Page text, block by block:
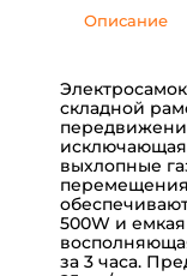
Описание
складной
выхлопные
500W и
за 3 часа.